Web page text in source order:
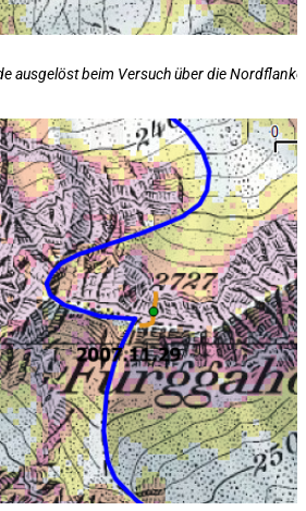
ausgelöst beim Versuch über die